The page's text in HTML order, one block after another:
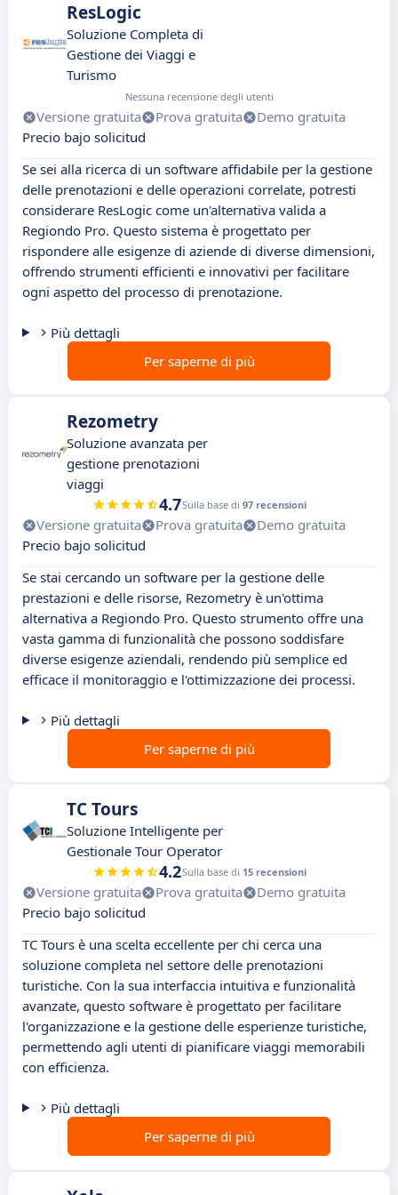
ResLogic
Soluzione Completa di
Gestione dei Viaggi e
Turismo
Nessuna recensione degli utenti
Versione gratuita Prova gratuita
Demo gratuita
Precio bajo solicitud
Se sei alla ricerca di un software affidabile per la gestione
delle prenotazioni e delle operazioni correlate, potresti
considerare ResLogic come un'alternativa valida a
Regiondo Pro. Questo sistema è progettato per
rispondere alle esigenze di aziende di diverse dimensioni,
offrendo strumenti efficienti e innovativi per facilitare
ogni aspetto del processo di prenotazione.
Più dettagli
Per saperne di più
Rezometry
Soluzione avanzata per
gestione prenotazioni
viaggi
4.7Sulla base di 97 recensioni
Versione gratuita Prova gratuita
Demo gratuita
Precio bajo solicitud
Se stai cercando un software per la gestione delle
prestazioni e delle risorse, Rezometry è un'ottima
alternativa a Regiondo Pro. Questo strumento offre una
vasta gamma di funzionalità che possono soddisfare
diverse esigenze aziendali, rendendo più semplice ed
efficace il monitoraggio e l'ottimizzazione dei processi.
Più dettagli
Per saperne di più
TC Tours
Soluzione Intelligente per
Gestionale Tour Operator
4.2Sulla base di 15 recensioni
Versione gratuita Prova gratuita
Demo gratuita
Precio bajo solicitud
TC Tours è una scelta eccellente per chi cerca una
soluzione completa nel settore delle prenotazioni
turistiche. Con la sua interfaccia intuitiva e funzionalità
avanzate, questo software è progettato per facilitare
l'organizzazione e la gestione delle esperienze turistiche,
permettendo agli utenti di pianificare viaggi memorabili
con efficienza.
Più dettagli
Per saperne di più